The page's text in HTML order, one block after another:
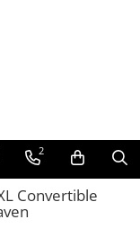
2
Convertible